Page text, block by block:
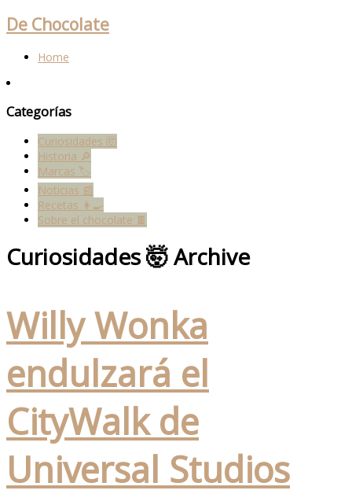
De Chocolate
Home
Categorías
Curiosidades 🤯
Historia 🔎
Marcas 🏷
Noticias 📰
Recetas 👩‍🍳
Sobre el chocolate 🍫
Curiosidades 🤯 Archive
Willy Wonka
endulzará el
CityWalk de
Universal Studios